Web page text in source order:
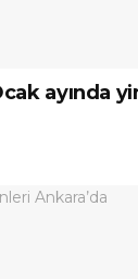
ayında